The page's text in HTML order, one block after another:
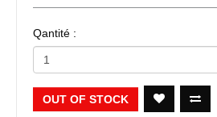
Qantité :
OUT OF STOCK